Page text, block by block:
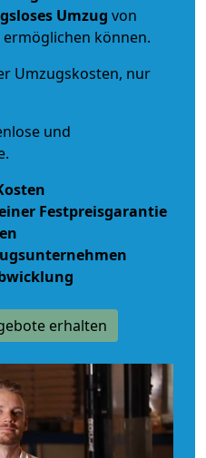
Umzug von
können.
Umzugskosten, nur
und
Festpreisgarantie
erhalten